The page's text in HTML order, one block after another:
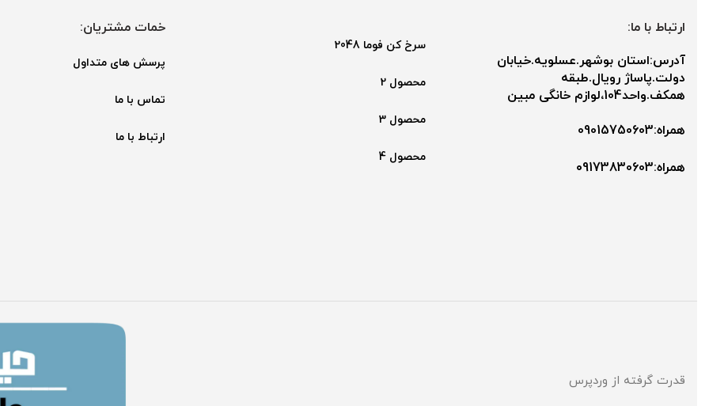
ارتباط با ما:
آدرس:استان بوشهر.عسلویه.خیابان
دولت.پاساژ رویال.طبقه
همکف.واحد104،لوازم خانگی مبین
همراه:09015750603
همراه:۰9173830603
سرخ کن فوما 2048
محصول 2
محصول 3
محصول 4
خمات مشتریان:
پرسش های متداول
تماس با ما
ارتباط با ما
قدرت گرفته از وردپرس